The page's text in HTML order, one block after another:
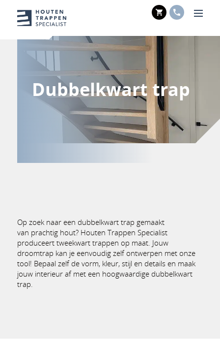
Dubbelkwart trap
Op zoek naar een dubbelkwart trap gemaakt
van prachtig hout? Houten Trappen Specialist
produceert tweekwart trappen op maat. Jouw
droomtrap kan je eenvoudig zelf ontwerpen met onze
tool! Bepaal zelf de vorm, kleur, stijl en details en maak
jouw interieur af met een hoogwaardige dubbelkwart
trap.